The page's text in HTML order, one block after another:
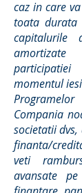
caz in care
toata
capitalurile
momentul
Compania
societatii
finanta/
veti
avansate